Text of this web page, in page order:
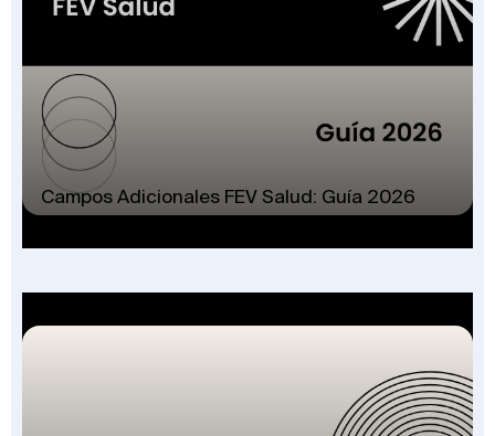
Campos Adicionales FEV Salud: Guía 2026